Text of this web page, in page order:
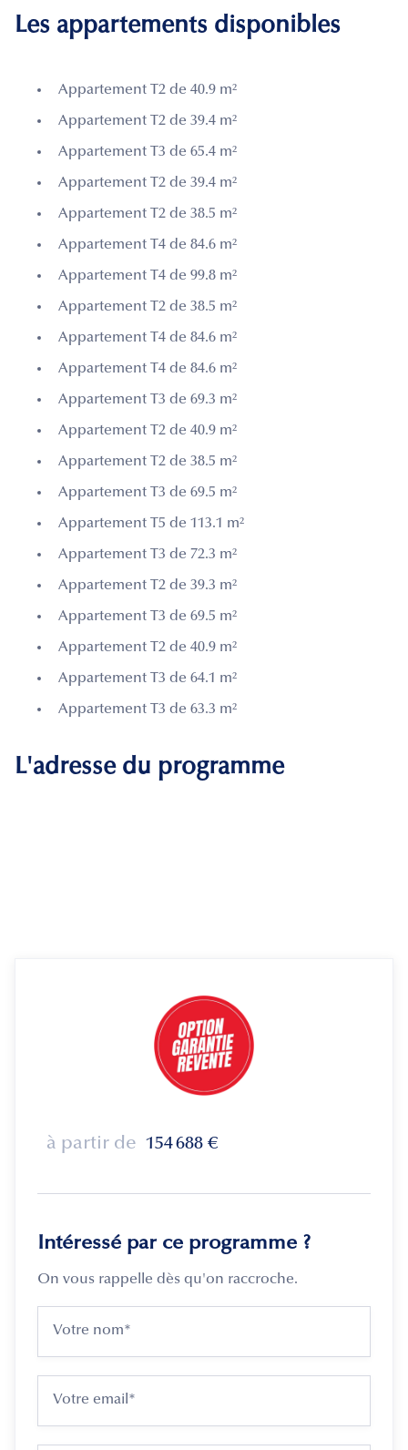
Les appartements disponibles
Appartement T2 de 40.9 m²
Appartement T2 de 39.4 m²
Appartement T3 de 65.4 m²
Appartement T2 de 39.4 m²
Appartement T2 de 38.5 m²
Appartement T4 de 84.6 m²
Appartement T4 de 99.8 m²
Appartement T2 de 38.5 m²
Appartement T4 de 84.6 m²
Appartement T4 de 84.6 m²
Appartement T3 de 69.3 m²
Appartement T2 de 40.9 m²
Appartement T2 de 38.5 m²
Appartement T3 de 69.5 m²
Appartement T5 de 113.1 m²
Appartement T3 de 72.3 m²
Appartement T2 de 39.3 m²
Appartement T3 de 69.5 m²
Appartement T2 de 40.9 m²
Appartement T3 de 64.1 m²
Appartement T3 de 63.3 m²
L'adresse du programme
à partir de 154 688 €
Intéressé par ce programme ?
On vous rappelle dès qu'on raccroche.